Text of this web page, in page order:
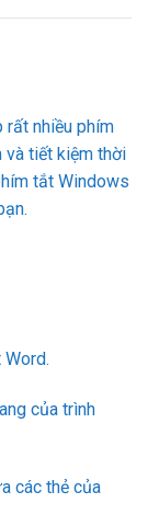
rất nhiều phím
và tiết kiệm thời
tắt Windows
của trình
các thẻ của